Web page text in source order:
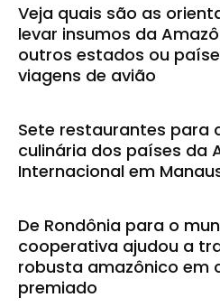
Veja quais são as
levar insumos da
outros estados ou
viagens de avião
Sete restaurantes para
culinária dos países da
Internacional em
De Rondônia para o
cooperativa ajudou a
robusta amazônico em
premiado